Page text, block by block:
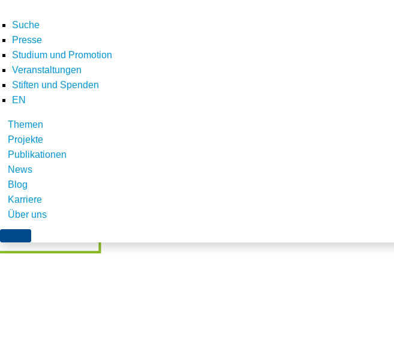
Suche
Presse
Studium und Promotion
Veranstaltungen
Stiften und Spenden
EN
Themen
Projekte
Publikationen
News
Blog
Karriere
Über uns
Home E-Letter Newsletter Oktober 2017
Teilen